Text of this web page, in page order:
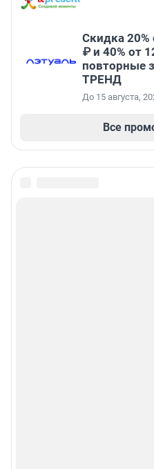
Скидка 20%
₽ и 40% от
повторные
ТРЕНД
До 15 августа,
Все